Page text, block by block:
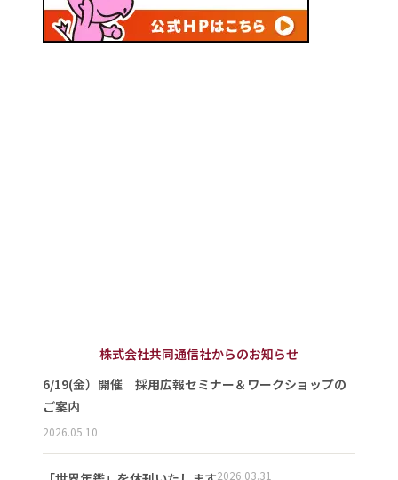
株式会社共同通信社からのお知らせ
6/19(金）開催 採用広報セミナー＆ワークショップの
ご案内
2026.05.10
2026.03.31